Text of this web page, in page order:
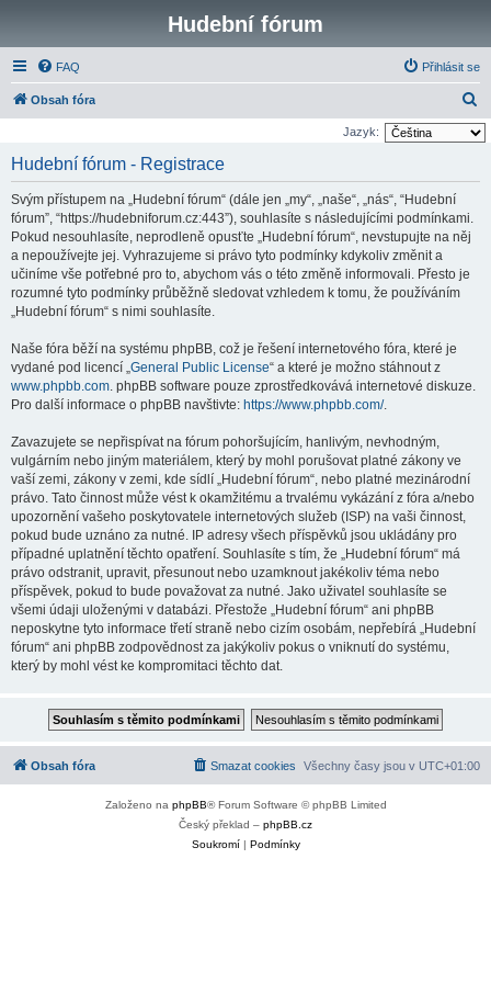
Hudební fórum
FAQ Přihlásit se
Obsah fóra
l
Jazyk:
Hudební fórum - Registrace
Svým přístupem na „Hudební fórum“ (dále jen „my“, „naše“, „nás“, “Hudební
fórum”, “https://hudebniforum.cz:443”), souhlasíte s následujícími podmínkami.
Pokud nesouhlasíte, neprodleně opusťte „Hudební fórum“, nevstupujte na něj
a nepoužívejte jej. Vyhrazujeme si právo tyto podmínky kdykoliv změnit a
učiníme vše potřebné pro to, abychom vás o této změně informovali. Přesto je
rozumné tyto podmínky průběžně sledovat vzhledem k tomu, že používáním
„Hudební fórum“ s nimi souhlasíte.
Naše fóra běží na systému phpBB, což je řešení internetového fóra, které je
vydané pod licencí „General Public License“ a které je možno stáhnout z
www.phpbb.com. phpBB software pouze zprostředkovává internetové diskuze.
Pro další informace o phpBB navštivte: https://www.phpbb.com/.
Zavazujete se nepřispívat na fórum pohoršujícím, hanlivým, nevhodným,
vulgárním nebo jiným materiálem, který by mohl porušovat platné zákony ve
vaší zemi, zákony v zemi, kde sídlí „Hudební fórum“, nebo platné mezinárodní
právo. Tato činnost může vést k okamžitému a trvalému vykázání z fóra a/nebo
upozornění vašeho poskytovatele internetových služeb (ISP) na vaši činnost,
pokud bude uznáno za nutné. IP adresy všech příspěvků jsou ukládány pro
případné uplatnění těchto opatření. Souhlasíte s tím, že „Hudební fórum“ má
právo odstranit, upravit, přesunout nebo uzamknout jakékoliv téma nebo
příspěvek, pokud to bude považovat za nutné. Jako uživatel souhlasíte se
všemi údaji uloženými v databázi. Přestože „Hudební fórum“ ani phpBB
neposkytne tyto informace třetí straně nebo cizím osobám, nepřebírá „Hudební
fórum“ ani phpBB zodpovědnost za jakýkoliv pokus o vniknutí do systému,
který by mohl vést ke kompromitaci těchto dat.
Obsah fóra Všechny časy jsou v UTC+01:00
Smazat cookies
Založeno na phpBB® Forum Software © phpBB Limited
Český překlad – phpBB.cz
Soukromí| Podmínky